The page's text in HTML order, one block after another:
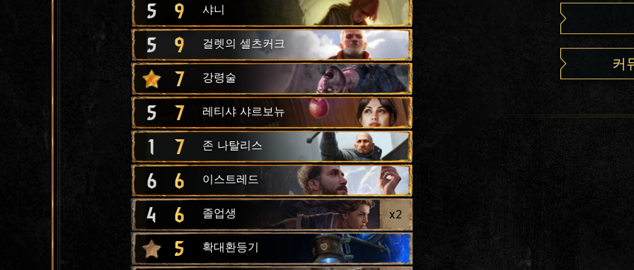
5 9 샤니
5 9 걸렛의 셀츠커크
7 강령술
5 7 레티샤 샤르보뉴
1 7 존 나탈리스
6 6 이스트레드
4 6 졸업생 x2
5 확대환등기
커